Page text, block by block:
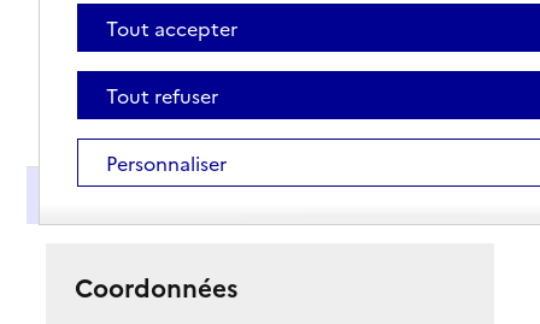
Présentation
Coordonnées
Tout accepter
Tout refuser
Personnaliser